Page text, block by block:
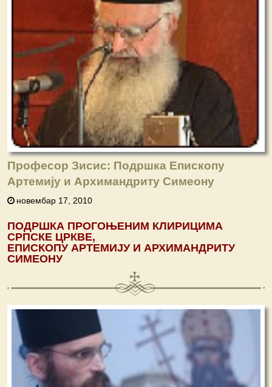
Професор Зисис: Подршка Епископу
Артемију и Архимандриту Симеону
новембар 17, 2010
ПОДРШКА ПРОГОЊЕНИМ КЛИРИЦИМА
СРПСКЕ ЦРКВЕ,
ЕПИСКОПУ АРТЕМИЈУ И АРХИМАНДРИТУ
СИМЕОНУ